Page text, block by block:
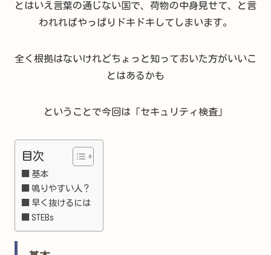
とはいえ言葉の通じない国で、荷物の中身見せて、と言
われればやっぱりドキドキしてしまいます。
全く根拠はないけれどちょっと知っておいた方がいいこ
とはあるかも
ということで今回は「セキュリティ検査」
目次
基本
鳴りやすい人？
早く抜けるには
STEBs